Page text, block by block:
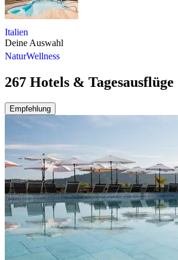
Italien
Deine Auswahl
NaturWellness
267 Hotels & Tagesausflüge
Empfehlung